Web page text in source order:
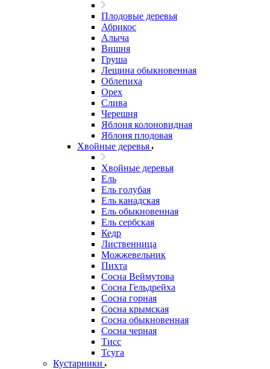
Плодовые деревья
Абрикос
Алыча
Вишня
Груша
Лещина обыкновенная
Облепиха
Орех
Слива
Черешня
Яблоня колоновидная
Яблоня плодовая
Хвойные деревья
Хвойные деревья
Ель
Ель голубая
Ель канадская
Ель обыкновенная
Ель сербская
Кедр
Лиственница
Можжевельник
Пихта
Сосна Веймутова
Сосна Гельдрейха
Сосна горная
Сосна крымская
Сосна обыкновенная
Сосна черная
Тисс
Тсуга
Кустарники